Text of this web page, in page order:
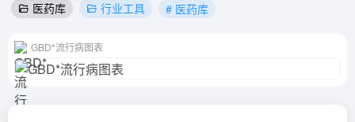
医药库 行业工具 # 医药库
GBD*流行病图表